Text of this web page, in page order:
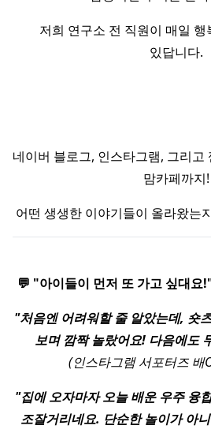
저희 연구소 전 직원이 매일
있답니다.
네이버 블로그, 인스타그램, 그리고
맘카페까지!
어떤 생생한 이야기들이 올라왔는
💬 "아이들이 먼저 또 가고 싶대요
"처음엔 어려워할 줄 알았는데, 숏
보며 깜짝 놀랐어요! 다음에도
(인스타그램 서포터즈 배
"집에 오자마자 오늘 배운 우주 융
조잘거리네요. 단순한 놀이가 아